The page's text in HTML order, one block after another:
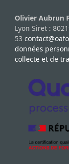
Olivier Aubrun
Lyon Siret :
53
données
collecte et de